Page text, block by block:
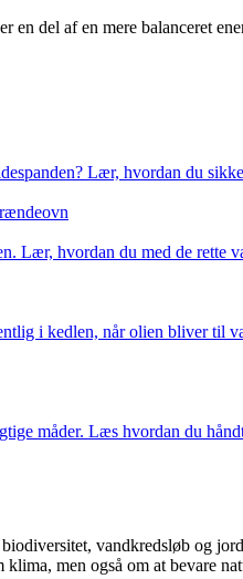
en del af en mere balanceret
Lær, hvordan du
hvordan du med de rette
i kedlen, når olien bliver
måder. Læs hvordan du
vandkredsløb og
men også om at bevare